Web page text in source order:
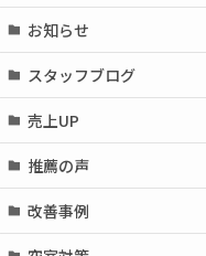
お知らせ
スタッフブログ
売上UP
推薦の声
改善事例